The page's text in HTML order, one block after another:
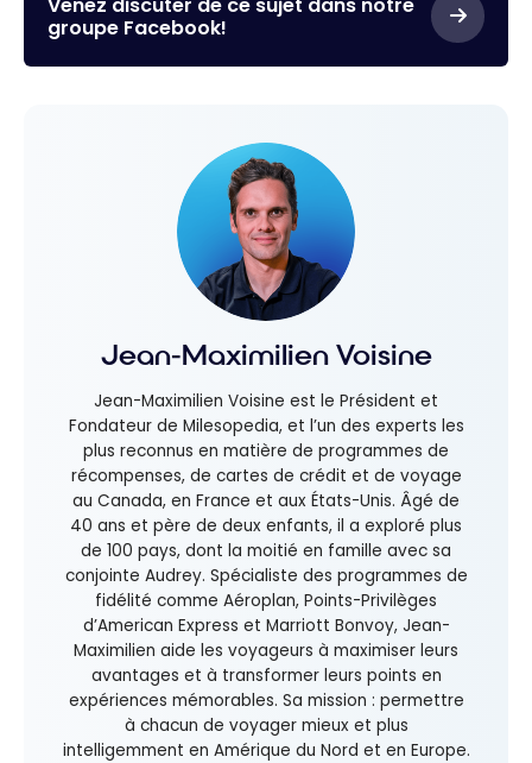
groupe Facebook!
Jean-Maximilien Voisine
Jean-Maximilien Voisine est le Président et
Fondateur de Milesopedia, et l’un des experts les
plus reconnus en matière de programmes de
récompenses, de cartes de crédit et de voyage
au Canada, en France et aux États-Unis. Âgé de
40 ans et père de deux enfants, il a exploré plus
de 100 pays, dont la moitié en famille avec sa
conjointe Audrey. Spécialiste des programmes de
fidélité comme Aéroplan, Points-Privilèges
d’American Express et Marriott Bonvoy, Jean-
Maximilien aide les voyageurs à maximiser leurs
avantages et à transformer leurs points en
expériences mémorables. Sa mission : permettre
à chacun de voyager mieux et plus
intelligemment en Amérique du Nord et en Europe.